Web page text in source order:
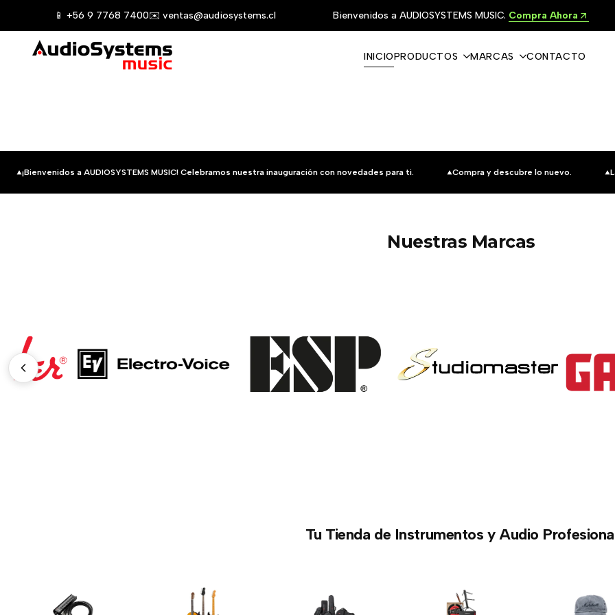
📱 +56 9 7768 7400✉️ ventas@audiosystems.cl Bienvenidos a AUDIOSYSTEMS MUSIC. Compra Ahora
INICIOPRODUCTOS MARCAS CONTACTO
¡Bienvenidos a AUDIOSYSTEMS MUSIC! Celebramos nuestra inauguración con novedades para ti. Compra y descubre lo nuevo.
Nuestras Marcas
Tu Tienda de Instrumentos y Audio